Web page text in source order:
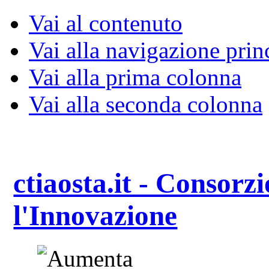
Vai al contenuto
Vai alla navigazione
Vai alla prima colonna
Vai alla seconda colonna
ctiaosta.it -
l'Innovazione